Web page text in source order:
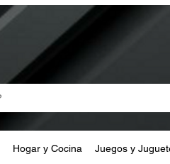
Hogar y Cocina Juegos y